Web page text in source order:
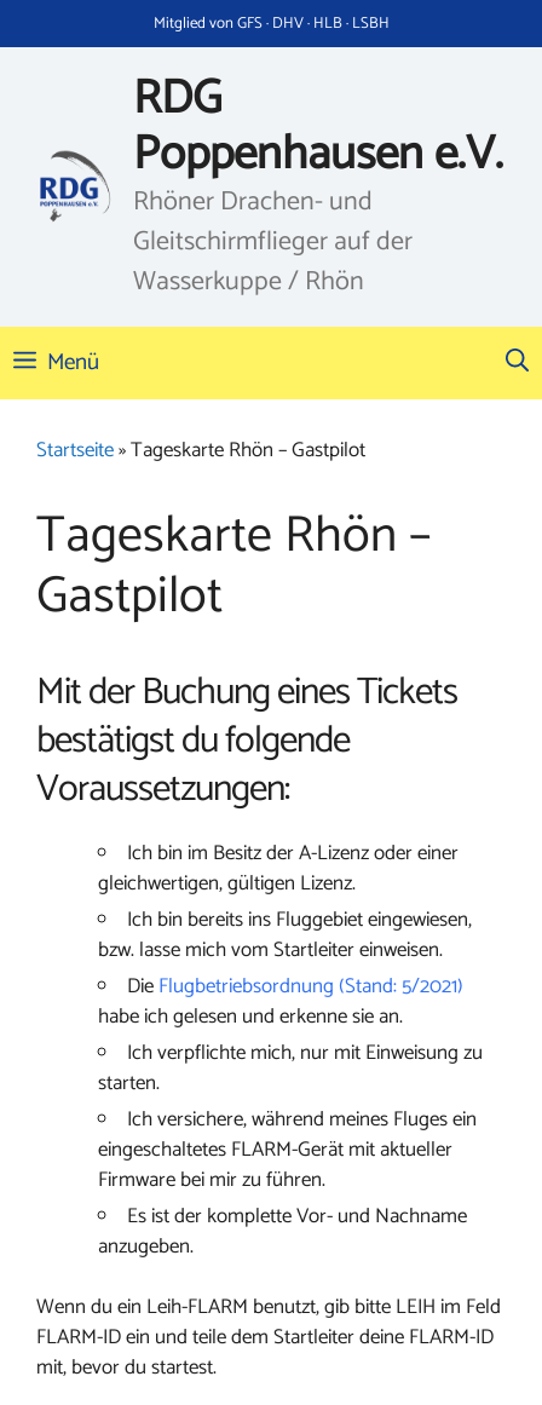
Inhalt
Mitglied von GFS · DHV · HLB · LSBH
RDG
Poppenhausen e.V.
Rhöner Drachen- und
Gleitschirmflieger auf der
Wasserkuppe / Rhön
Menü
Startseite»Tageskarte Rhön – Gastpilot
Tageskarte Rhön –
Gastpilot
Mit der Buchung eines Tickets
bestätigst du folgende
Voraussetzungen:
Ich bin im Besitz der A-Lizenz oder einer
gleichwertigen, gültigen Lizenz.
Ich bin bereits ins Fluggebiet eingewiesen,
bzw. lasse mich vom Startleiter einweisen.
DieFlugbetriebsordnung (Stand: 5/2021)
habe ich gelesen und erkenne sie an.
Ich verpflichte mich, nur mit Einweisung zu
starten.
Ich versichere, während meines Fluges ein
eingeschaltetes FLARM-Gerät mit aktueller
Firmware bei mir zu führen.
Es ist der komplette Vor- und Nachname
anzugeben.
Wenn du ein Leih-FLARM benutzt, gib bitte LEIH im Feld
FLARM-ID ein und teile dem Startleiter deine FLARM-ID
mit, bevor du startest.